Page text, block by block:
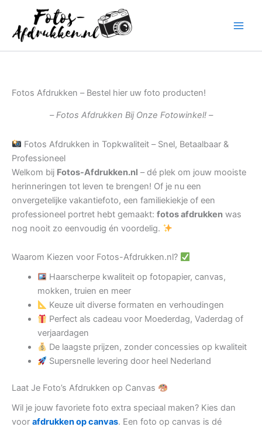
inhoud
Fotos Afdrukken – Bestel hier uw foto producten!
– Fotos Afdrukken Bij Onze Fotowinkel! –
Fotos Afdrukken in Topkwaliteit – Snel, Betaalbaar &
Professioneel
Welkom bij Fotos-Afdrukken.nl – dé plek om jouw mooiste
herinneringen tot leven te brengen! Of je nu een
onvergetelijke vakantiefoto, een familiekiekje of een
professioneel portret hebt gemaakt: fotos afdrukken was
nog nooit zo eenvoudig én voordelig.
Waarom Kiezen voor Fotos-Afdrukken.nl?
Haarscherpe kwaliteit op fotopapier, canvas,
mokken, truien en meer
Keuze uit diverse formaten en verhoudingen
Perfect als cadeau voor Moederdag, Vaderdag of
verjaardagen
De laagste prijzen, zonder concessies op kwaliteit
Supersnelle levering door heel Nederland
Laat Je Foto’s Afdrukken op Canvas
Wil je jouw favoriete foto extra speciaal maken? Kies dan
voor afdrukken op canvas. Een foto op canvas is dé